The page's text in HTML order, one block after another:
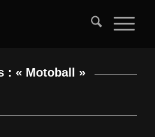
: « Motoball »